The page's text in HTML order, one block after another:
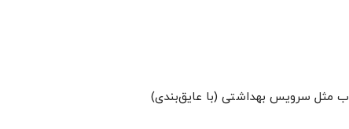
مثل سرویس بهداشتی (با عایق‌بندی)